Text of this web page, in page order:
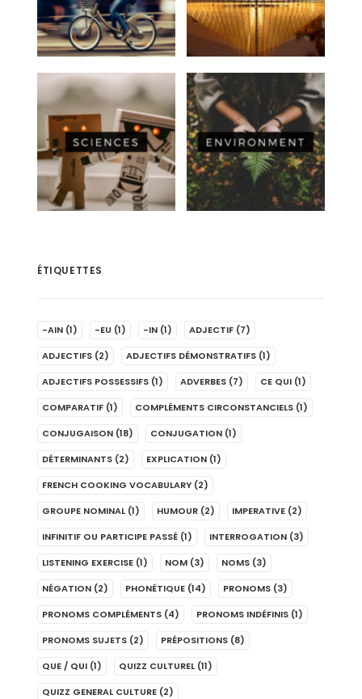
ÉTIQUETTES
-AIN (1) -EU (1) -IN (1) ADJECTIF (7)
ADJECTIFS (2) ADJECTIFS DÉMONSTRATIFS (1)
ADJECTIFS POSSESSIFS (1) ADVERBES (7) CE QUI (1)
COMPARATIF (1) COMPLÉMENTS CIRCONSTANCIELS (1)
CONJUGAISON (18) CONJUGATION (1)
DÉTERMINANTS (2) EXPLICATION (1)
FRENCH COOKING VOCABULARY (2)
GROUPE NOMINAL (1) HUMOUR (2) IMPERATIVE (2)
INFINITIF OU PARTICIPE PASSÉ (1) INTERROGATION (3)
LISTENING EXERCISE (1) NOM (3) NOMS (3)
NÉGATION (2) PHONÉTIQUE (14) PRONOMS (3)
PRONOMS COMPLÉMENTS (4) PRONOMS INDÉFINIS (1)
PRONOMS SUJETS (2) PRÉPOSITIONS (8)
QUE / QUI (1) QUIZZ CULTUREL (11)
QUIZZ GENERAL CULTURE (2)